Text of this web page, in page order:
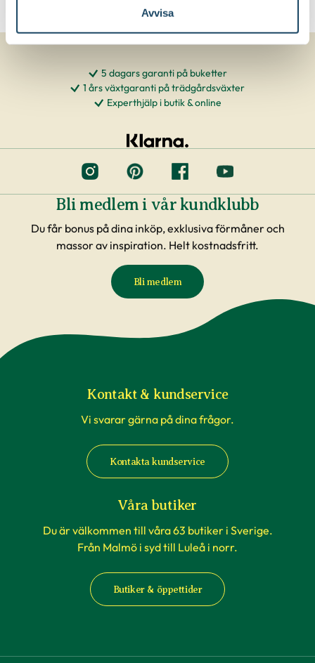
Avvisa
5 dagars garanti på buketter
1 års växtgaranti på trädgårdsväxter
Experthjälp i butik & online
Bli medlem i vår kundklubb
Du får bonus på dina inköp, exklusiva förmåner och
massor av inspiration. Helt kostnadsfritt.
Bli medlem
Kontakt & kundservice
Vi svarar gärna på dina frågor.
Kontakta kundservice
Våra butiker
Du är välkommen till våra 63 butiker i Sverige.
Från Malmö i syd till Luleå i norr.
Butiker & öppettider